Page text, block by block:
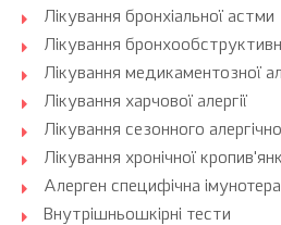
Лікування бронхіальної астми
Лікування
Лікування медикаментозної
Лікування харчової алергії
Лікування сезонного
Лікування хронічної
Алерген специфічна
Внутрішньошкірні тести